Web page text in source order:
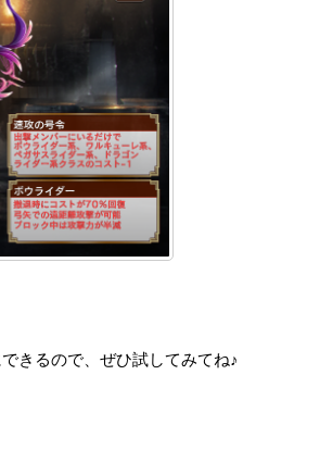
きるので、ぜひ試してみてね♪